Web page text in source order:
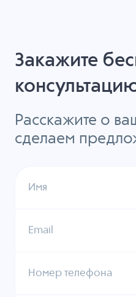
Закажите
Расскажите о
сделаем
Имя
Email
Номер телефона